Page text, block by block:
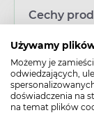
Używamy
Możemy je
odwiedzających,
doświadczenia na
na temat plików
Cechy
Typ produktu:
Suplement
Płeć:
Dowolna
Wiek:
Dorosły